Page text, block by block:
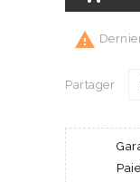

Partager